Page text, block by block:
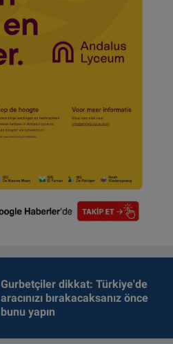
Gurbetçiler dikkat: Türkiye'de
aracınızı bırakacaksanız önce
bunu yapın